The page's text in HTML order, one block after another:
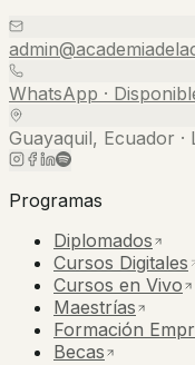
WhatsApp ·
Guayaquil, Ecuador ·
Programas
Diplomados
Cursos Digitales
Cursos en Vivo
Maestrías
Formación
Becas